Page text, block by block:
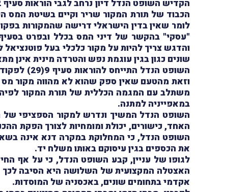
הכבוד של תורת המקור שריר וקיים בשיטת המס
לומר שאין בדין הישראלי דרישה שהמקורות
והדגש צריך להיות על מקור כלכלי בעל
שונים כגון בגין עוגמת נפש והטרדה מינית אינן
השופט
וזאת מהטעם שאין ספק שהוא לא מהווה מקור
משתלב עם המגמה הכללית של תורת המקור לפיה
במאפייניה למתנה.
השופט הנדל המשיך ונדרש למקור הספציפי של
האחד, כישורים, יכולת ומומחיות לצורך הפקת
השופט הנדל, כי המחלוקת במקרה דנא אינה
את הכספים בגין עיסוקם באותו משלח יד.
לגופו של עניין, קבע השופט הנדל, כי על אף
האצטלה המקצועית של השלושה היא הסיבה לכך
אקדמי בתחומים שונים, באכסניה של המוסדות.